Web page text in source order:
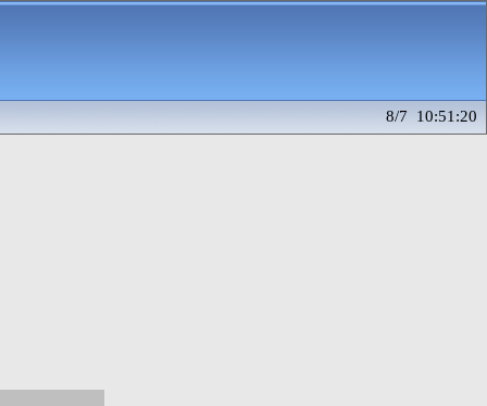
8/7 10:51:20